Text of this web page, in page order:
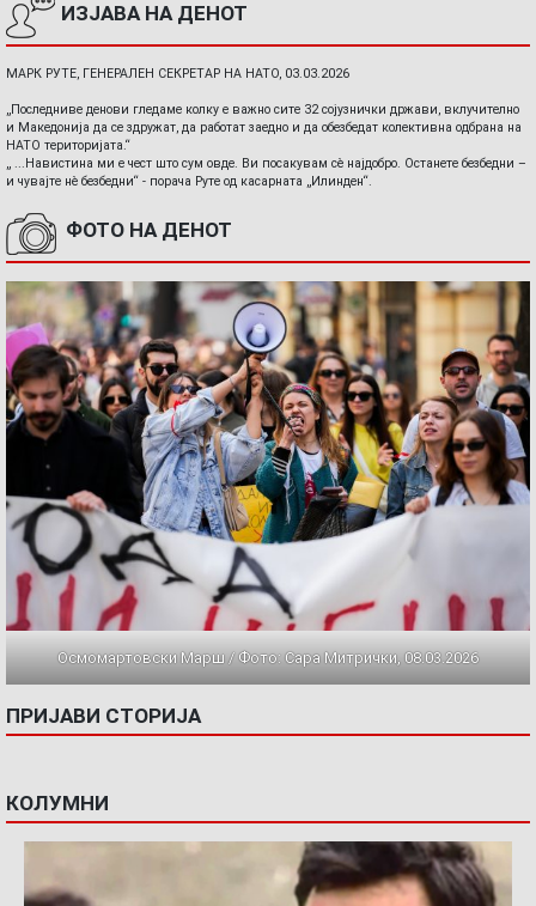
ИЗЈАВА НА ДЕНОТ
МАРК РУТЕ, ГЕНЕРАЛЕН СЕКРЕТАР НА НАТО, 03.03.2026
„Последниве денови гледаме колку е важно сите 32 сојузнички држави, вклучително
и Македонија да се здружат, да работат заедно и да обезбедат колективна одбрана на
НАТО територијата.“
„ ...Навистина ми е чест што сум овде. Ви посакувам сè најдобро. Останете безбедни –
и чувајте нè безбедни“ - порача Руте од касарната „Илинден“.
ФОТО НА ДЕНОТ
Осмомартовски Марш / Фото: Сара Митрички, 08.03.2026
ПРИЈАВИ СТОРИЈА
КОЛУМНИ